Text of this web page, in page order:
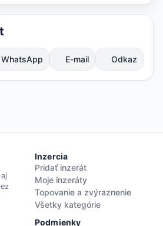
WhatsApp E-mail Odkaz
Inzercia
Pridať inzerát
Moje inzeráty
Topovanie a zvýraznenie
Všetky kategórie
Podmienky